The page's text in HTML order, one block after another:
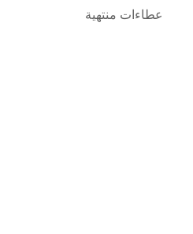
عطاءات منتهية